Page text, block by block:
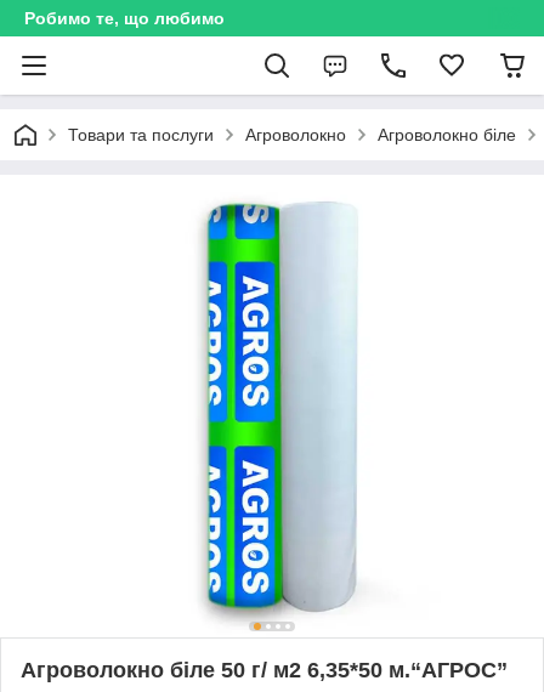
Робимо те, що любимо
Товари та послуги Агроволокно Агроволокно біле
Агроволокно біле 50 г/ м2 6,35*50 м.“AГРОС”